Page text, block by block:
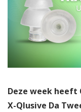
Deze week heeft
X-Qlusive Da